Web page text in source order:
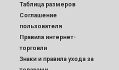
Таблица размеров
Соглашение
пользователя
Правила интернет-
торговли
Знаки и правила ухода за